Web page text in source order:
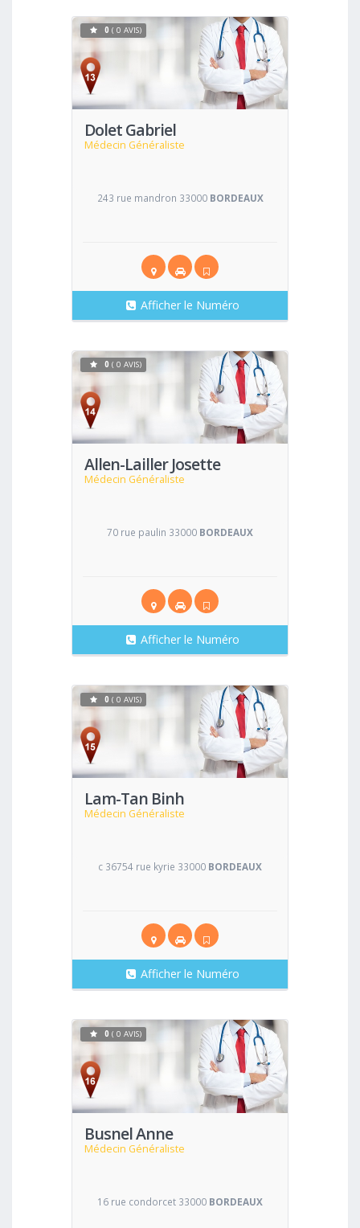
Dolet Gabriel
Médecin Généraliste
Voir
0 ( 0 AVIS)
243 rue mandron 33000 BORDEAUX
Afficher le Numéro
Allen-Lailler Josette
Médecin Généraliste
Voir
0 ( 0 AVIS)
70 rue paulin 33000 BORDEAUX
Afficher le Numéro
Lam-Tan Binh
Médecin Généraliste
Voir
0 ( 0 AVIS)
c 36754 rue kyrie 33000 BORDEAUX
Afficher le Numéro
Busnel Anne
Médecin Généraliste
Voir
0 ( 0 AVIS)
16 rue condorcet 33000 BORDEAUX